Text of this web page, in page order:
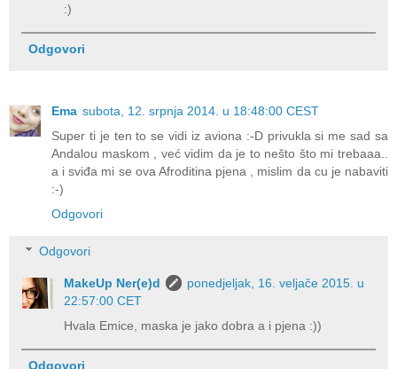
:)
Odgovori
Ema subota, 12. srpnja 2014. u 18:48:00 CEST
Super ti je ten to se vidi iz aviona :-D privukla si me sad sa
Andalou maskom , već vidim da je to nešto što mi trebaaa..
a i sviđa mi se ova Afroditina pjena , mislim da cu je nabaviti
:-)
Odgovori
Odgovori
MakeUp Ner(e)d
ponedjeljak, 16. veljače 2015. u
22:57:00 CET
Hvala Emice, maska je jako dobra a i pjena :))
Odgovori